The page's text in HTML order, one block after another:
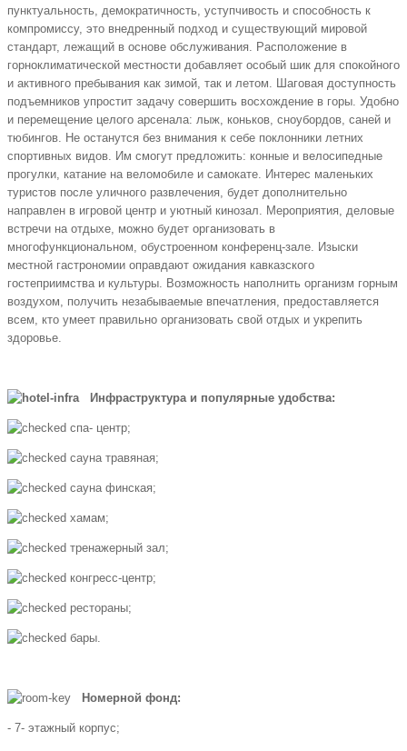
пунктуальность, демократичность, уступчивость и способность к
компромиссу, это внедренный подход и существующий мировой
стандарт, лежащий в основе обслуживания. Расположение в
горноклиматической местности добавляет особый шик для спокойного
и активного пребывания как зимой, так и летом. Шаговая доступность
подъемников упростит задачу совершить восхождение в горы. Удобно
и перемещение целого арсенала: лыж, коньков, сноубордов, саней и
тюбингов. Не останутся без внимания к себе поклонники летних
спортивных видов. Им смогут предложить: конные и велосипедные
прогулки, катание на веломобиле и самокате. Интерес маленьких
туристов после уличного развлечения, будет дополнительно
направлен в игровой центр и уютный кинозал. Мероприятия, деловые
встречи на отдыхе, можно будет организовать в
многофункциональном, обустроенном конференц-зале. Изыски
местной гастрономии оправдают ожидания кавказского
гостеприимства и культуры. Возможность наполнить организм горным
воздухом, получить незабываемые впечатления, предоставляется
всем, кто умеет правильно организовать свой отдых и укрепить
здоровье.
Инфраструктура и популярные удобства:
спа- центр;
сауна травяная;
сауна финская;
хамам;
тренажерный зал;
конгресс-центр;
рестораны;
бары.
Номерной фонд:
- 7- этажный корпус;